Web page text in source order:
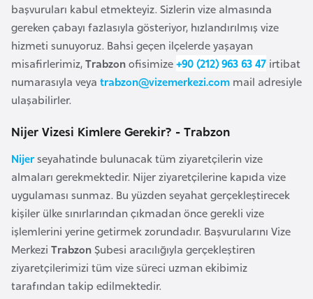
başvuruları kabul etmekteyiz. Sizlerin vize almasında
gereken çabayı fazlasıyla gösteriyor, hızlandırılmış vize
hizmeti sunuyoruz. Bahsi geçen ilçelerde yaşayan
misafirlerimiz,Trabzonofisimize+90 (212) 963 63 47 irtibat
numarasıyla veya trabzon@vizemerkezi.com mail adresiyle
ulaşabilirler.
Nijer Vizesi Kimlere Gerekir? - Trabzon
Nijerseyahatinde bulunacak tüm ziyaretçilerin vize
almaları gerekmektedir. Nijer ziyaretçilerine kapıda vize
uygulaması sunmaz. Bu yüzden seyahat gerçekleştirecek
kişiler ülke sınırlarından çıkmadan önce gerekli vize
işlemlerini yerine getirmek zorundadır. Başvurularını Vize
Merkezi TrabzonŞubesi aracılığıyla gerçekleştiren
ziyaretçilerimizi tüm vize süreci uzman ekibimiz
tarafından takip edilmektedir.
B
a
n
g
l
d
e
ş
B
e
l
a
r